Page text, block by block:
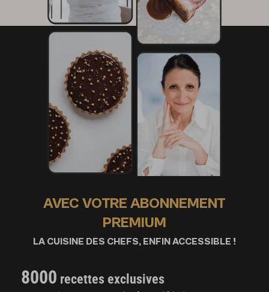
AVEC VOTRE ABONNEMENT
PREMIUM
LA CUISINE DES CHEFS, ENFIN ACCESSIBLE !
8000 recettes exclusives